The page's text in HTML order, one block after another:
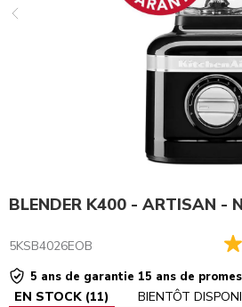
BLENDER K400 - ARTISAN -
5KSB4026EOB
5 ans de garantie 15 ans de
EN STOCK (11) BIENTÔT